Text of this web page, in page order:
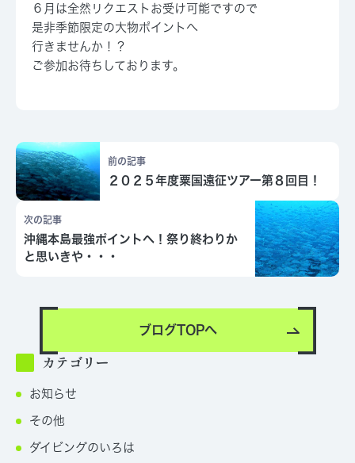
６月は全然リクエストお受け可能ですので
是非季節限定の大物ポイントへ
行きませんか！？
ご参加お待ちしております。
前の記事
２０２５年度粟国遠征ツアー第８回目！
次の記事
沖縄本島最強ポイントへ！祭り終わりか
と思いきや・・・
ブログTOPへ
カテゴリー
お知らせ
その他
ダイビングのいろは